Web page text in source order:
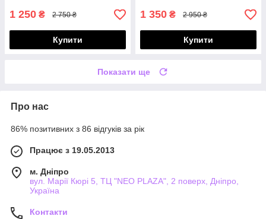
1 250 ₴ 2 750 ₴
Купити
1 350 ₴ 2 950 ₴
Купити
Показати ще
Про нас
86% позитивних з 86 відгуків за рік
Працює з 19.05.2013
м. Дніпро
вул. Марії Кюрі 5, ТЦ "NEO PLAZA", 2 поверх, Дніпро,
Україна
Контакти